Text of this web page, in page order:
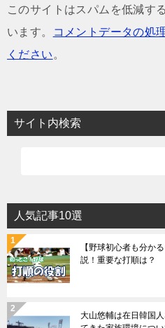
このサイトはスパムを低減す
います。
コメントデータの処
ください 。
サイト内検索
人気記事10選
【野球初心者も分か
説！重要な打順は？
大山悠輔は在日韓国